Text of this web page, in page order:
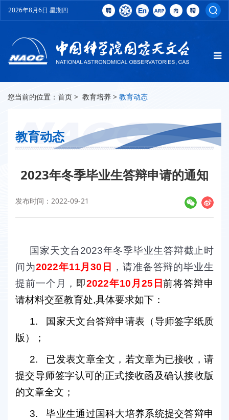
2026年8月6日 星期四
您当前的位置： 首页 > 教育培养 > 教育动态
教育动态
2023年冬季毕业生答辩申请的通知
发布时间：2022-09-21
国家天文台2023年冬季毕业生答辩截止时
间为2022年11月30 日
，请准备答辩的毕业生
提前一个月， 即2022年10月 25 日前将答辩申
请材料交至教育处,具体要求如下：
1.
国家天文台答辩申请表（导师签字纸质
版）
；
2.
已发表文章全文，若文章为已接收，请
提交导师签字认可的正式接收函及确认接收版
的文章全文；
3.
毕业生通过国科大培养系统提交答辩申